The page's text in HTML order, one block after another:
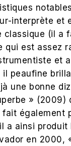
interprète et
classique (il a
qui est assez
et
peaufine
une bonne
» (2009)
fait également
a ainsi produit
en 2000,